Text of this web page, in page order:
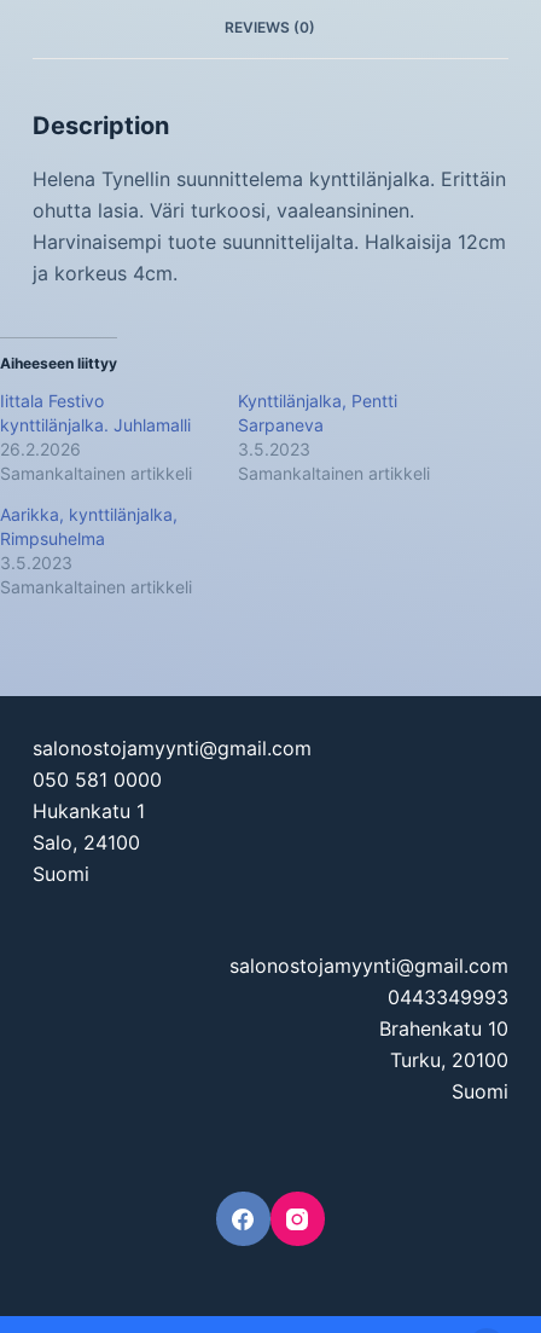
REVIEWS (0)
Description
Helena Tynellin suunnittelema kynttilänjalka. Erittäin
ohutta lasia. Väri turkoosi, vaaleansininen.
Harvinaisempi tuote suunnittelijalta. Halkaisija 12cm
ja korkeus 4cm.
Aiheeseen liittyy
Iittala Festivo
kynttilänjalka. Juhlamalli
26.2.2026
Samankaltainen artikkeli
Kynttilänjalka, Pentti
Sarpaneva
3.5.2023
Samankaltainen artikkeli
Aarikka, kynttilänjalka,
Rimpsuhelma
3.5.2023
Samankaltainen artikkeli
salonostojamyynti@gmail.com
050 581 0000
Hukankatu 1
Salo, 24100
Suomi
salonostojamyynti@gmail.com
0443349993
Brahenkatu 10
Turku, 20100
Suomi
© 2026 - Salon Osto Ja Myynti -Rekisteri- ja